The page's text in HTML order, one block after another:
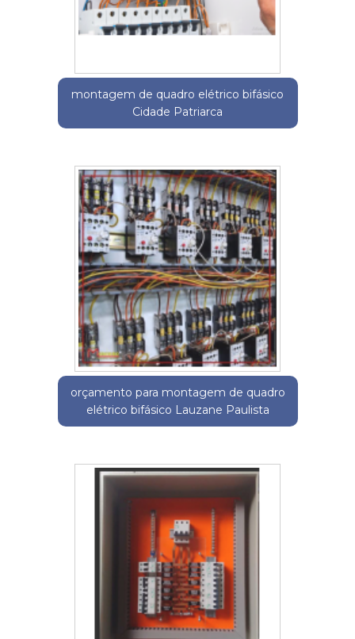
montagem de quadro elétrico bifásico
Cidade Patriarca
orçamento para montagem de quadro
elétrico bifásico Lauzane Paulista